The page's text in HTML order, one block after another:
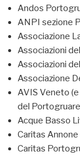
Andos
ANPI sezione
Associazione
Associazioni
Associazioni
Associazione
AVIS Veneto
del
Acque Basso
Caritas
Caritas